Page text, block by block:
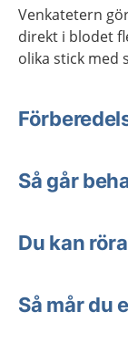
Venkatetern
direkt i blodet
olika stick med
Så går
Du kan
Så mår du